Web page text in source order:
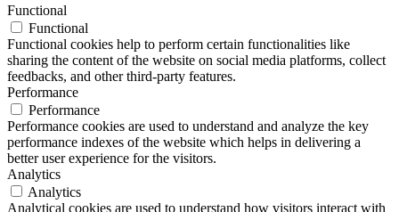
Functional
Functional
Functional cookies help to perform certain functionalities like
sharing the content of the website on social media platforms, collect
feedbacks, and other third-party features.
Performance
Performance
Performance cookies are used to understand and analyze the key
performance indexes of the website which helps in delivering a
better user experience for the visitors.
Analytics
Analytics
Analytical cookies are used to understand how visitors interact with